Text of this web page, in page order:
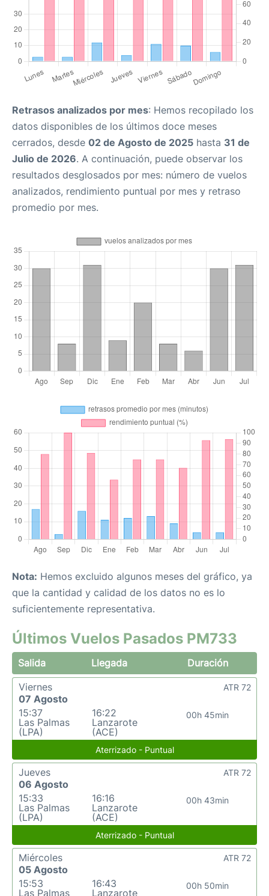
Retrasos analizados por mes: Hemos recopilado los
datos disponibles de los últimos doce meses
cerrados, desde 02 de Agosto de 2025 hasta 31 de
Julio de 2026. A continuación, puede observar los
resultados desglosados por mes: número de vuelos
analizados, rendimiento puntual por mes y retraso
promedio por mes.
Nota: Hemos excluido algunos meses del gráfico, ya
que la cantidad y calidad de los datos no es lo
suficientemente representativa.
Últimos Vuelos Pasados PM733
Salida Llegada
Duración
Viernes
07 Agosto
15:37
Las Palmas
(LPA)
16:22
Lanzarote
(ACE)
00h 45min
ATR 72
Aterrizado - Puntual
Jueves
06 Agosto
15:33
Las Palmas
(LPA)
16:16
Lanzarote
(ACE)
00h 43min
ATR 72
Aterrizado - Puntual
Miércoles
05 Agosto
15:53
Las Palmas
16:43
Lanzarote
00h 50min
ATR 72